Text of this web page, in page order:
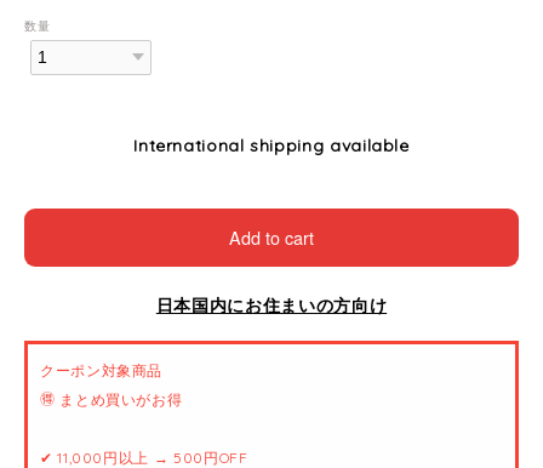
数量
International shipping available
Add to cart
日本国内にお住まいの方向け
クーポン対象商品
🉐 まとめ買いがお得
✔ 11,000円以上 → 500円OFF